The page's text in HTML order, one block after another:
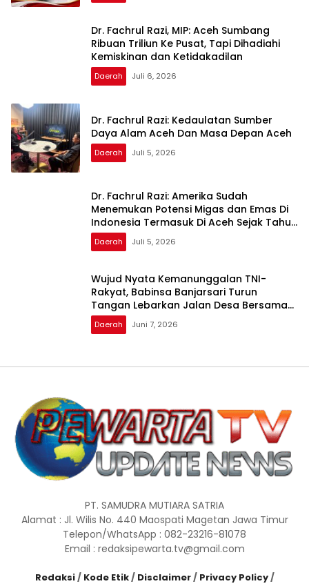
Dr. Fachrul Razi, MIP: Aceh Sumbang
Ribuan Triliun Ke Pusat, Tapi Dihadiahi
Kemiskinan dan Ketidakadilan
Daerah Juli 6, 2026
Dr. Fachrul Razi: Kedaulatan Sumber
Daya Alam Aceh Dan Masa Depan Aceh
Daerah Juli 5, 2026
Dr. Fachrul Razi: Amerika Sudah
Menemukan Potensi Migas dan Emas Di
Indonesia Termasuk Di Aceh Sejak Tahun
1960
Daerah Juli 5, 2026
Wujud Nyata Kemanunggalan TNI-
Rakyat, Babinsa Banjarsari Turun
Tangan Lebarkan Jalan Desa Bersama
Warga
Daerah Juni 7, 2026
PT. SAMUDRA MUTIARA SATRIA
Alamat : Jl. Wilis No. 440 Maospati Magetan Jawa Timur
Telepon/WhatsApp : 082-23216-81078
Email : redaksipewarta.tv@gmail.com
Redaksi/ Kode Etik/ Disclaimer/ Privacy Policy/